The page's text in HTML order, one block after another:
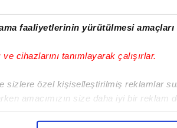
faaliyetlerinin yürütülmesi amaçları
cihazlarını tanımlayarak çalışırlar.
sizlere özel kişiselleştirilmiş reklamlar
amacımızın size daha iyi bir
Sonraki
Çalımbay
uçuşa geçti!